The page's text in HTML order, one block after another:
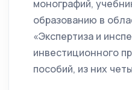
монографий,
образованию в
«Экспертиза и
инвестиционного
пособий, из них